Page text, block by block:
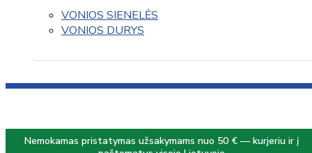
VONIOS SIENELĖS
VONIOS DURYS
Nemokamas pristatymas užsakymams nuo 50 € — kurjeriu ir į